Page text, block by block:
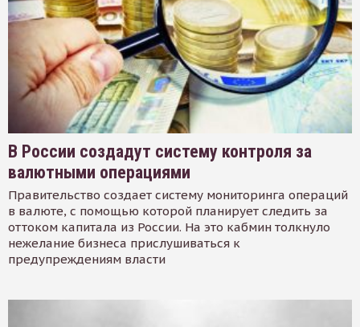
В России создадут систему контроля за
валютными операциями
Правительство создает систему мониторинга операций
в валюте, с помощью которой планирует следить за
оттоком капитала из России. На это кабмин толкнуло
нежелание бизнеса прислушиваться к
предупреждениям власти